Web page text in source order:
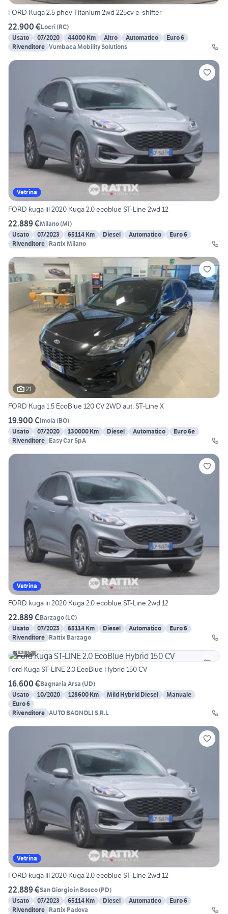
FORD Kuga 2.5 phev Titanium 2wd 225cv e-shifter
22.900 €Locri(RC)
Usato
07/2020 44000 Km Altro Automatico
Euro 6
Rivenditore Vumbaca Mobility Solutions
Vetrina
FORD kuga iii 2020 Kuga 2.0 ecoblue ST-Line 2wd 12
22.889 €Milano(MI)
Usato
07/2023 65114 Km Diesel Automatico
Euro 6
Rivenditore Rattix Milano
21
FORD Kuga 1.5 EcoBlue 120 CV 2WD aut. ST-Line X
19.900 €Imola (BO)
Usato
07/2020 130000 Km Diesel Automatico
Euro 6e
Rivenditore Easy Car SpA
Vetrina
FORD kuga iii 2020 Kuga 2.0 ecoblue ST-Line 2wd 12
22.889 €Barzago(LC)
Usato
07/2023 65114 Km Diesel Automatico
Euro 6
Rivenditore Rattix Barzago
15
Ford Kuga ST-LINE 2.0 EcoBlue Hybrid 150 CV
16.600 €Bagnaria Arsa (UD)
Usato
10/2020 128600 Km Mild Hybrid Diesel
Manuale
Euro 6
Rivenditore AUTO BAGNOLI S.R.L
Vetrina
FORD kuga iii 2020 Kuga 2.0 ecoblue ST-Line 2wd 12
22.889 €San Giorgio in Bosco(PD)
Usato
07/2023 65114 Km Diesel Automatico
Euro 6
Rivenditore Rattix Padova